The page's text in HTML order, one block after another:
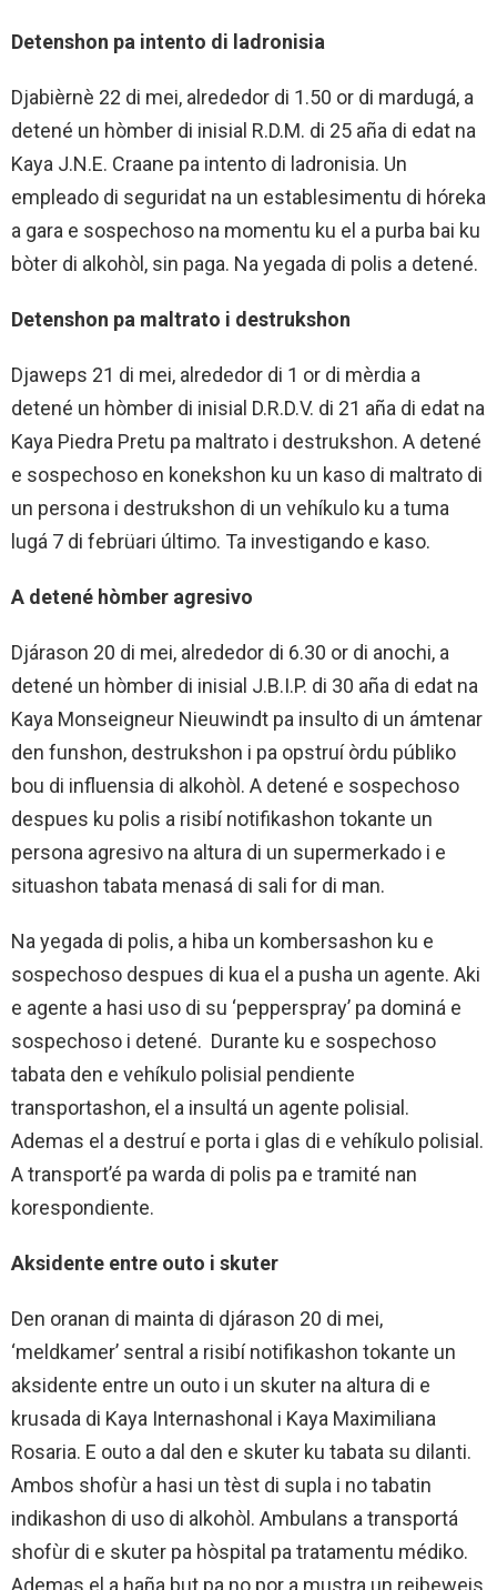
Detenshon pa intento di ladronisia
Djabièrnè 22 di mei, alrededor di 1.50 or di mardugá, a
detené un hòmber di inisial R.D.M. di 25 aña di edat na
Kaya J.N.E. Craane pa intento di ladronisia. Un
empleado di seguridat na un establesimentu di hóreka
a gara e sospechoso na momentu ku el a purba bai ku
bòter di alkohòl, sin paga. Na yegada di polis a detené.
Detenshon pa maltrato i destrukshon
Djaweps 21 di mei, alrededor di 1 or di mèrdia a
detené un hòmber di inisial D.R.D.V. di 21 aña di edat na
Kaya Piedra Pretu pa maltrato i destrukshon. A detené
e sospechoso en konekshon ku un kaso di maltrato di
un persona i destrukshon di un vehíkulo ku a tuma
lugá 7 di febrüari último. Ta investigando e kaso.
A detené hòmber agresivo
Djárason 20 di mei, alrededor di 6.30 or di anochi, a
detené un hòmber di inisial J.B.I.P. di 30 aña di edat na
Kaya Monseigneur Nieuwindt pa insulto di un ámtenar
den funshon, destrukshon i pa opstruí òrdu públiko
bou di influensia di alkohòl. A detené e sospechoso
despues ku polis a risibí notifikashon tokante un
persona agresivo na altura di un supermerkado i e
situashon tabata menasá di sali for di man.
Na yegada di polis, a hiba un kombersashon ku e
sospechoso despues di kua el a pusha un agente. Aki
e agente a hasi uso di su ‘pepperspray’ pa dominá e
sospechoso i detené. Durante ku e sospechoso
tabata den e vehíkulo polisial pendiente
transportashon, el a insultá un agente polisial.
Ademas el a destruí e porta i glas di e vehíkulo polisial.
A transport’é pa warda di polis pa e tramité nan
korespondiente.
Aksidente entre outo i skuter
Den oranan di mainta di djárason 20 di mei,
‘meldkamer’ sentral a risibí notifikashon tokante un
aksidente entre un outo i un skuter na altura di e
krusada di Kaya Internashonal i Kaya Maximiliana
Rosaria. E outo a dal den e skuter ku tabata su dilanti.
Ambos shofùr a hasi un tèst di supla i no tabatin
indikashon di uso di alkohòl. Ambulans a transportá
shofùr di e skuter pa hòspital pa tratamentu médiko.
Ademas el a haña but pa no por a mustra un reibeweis